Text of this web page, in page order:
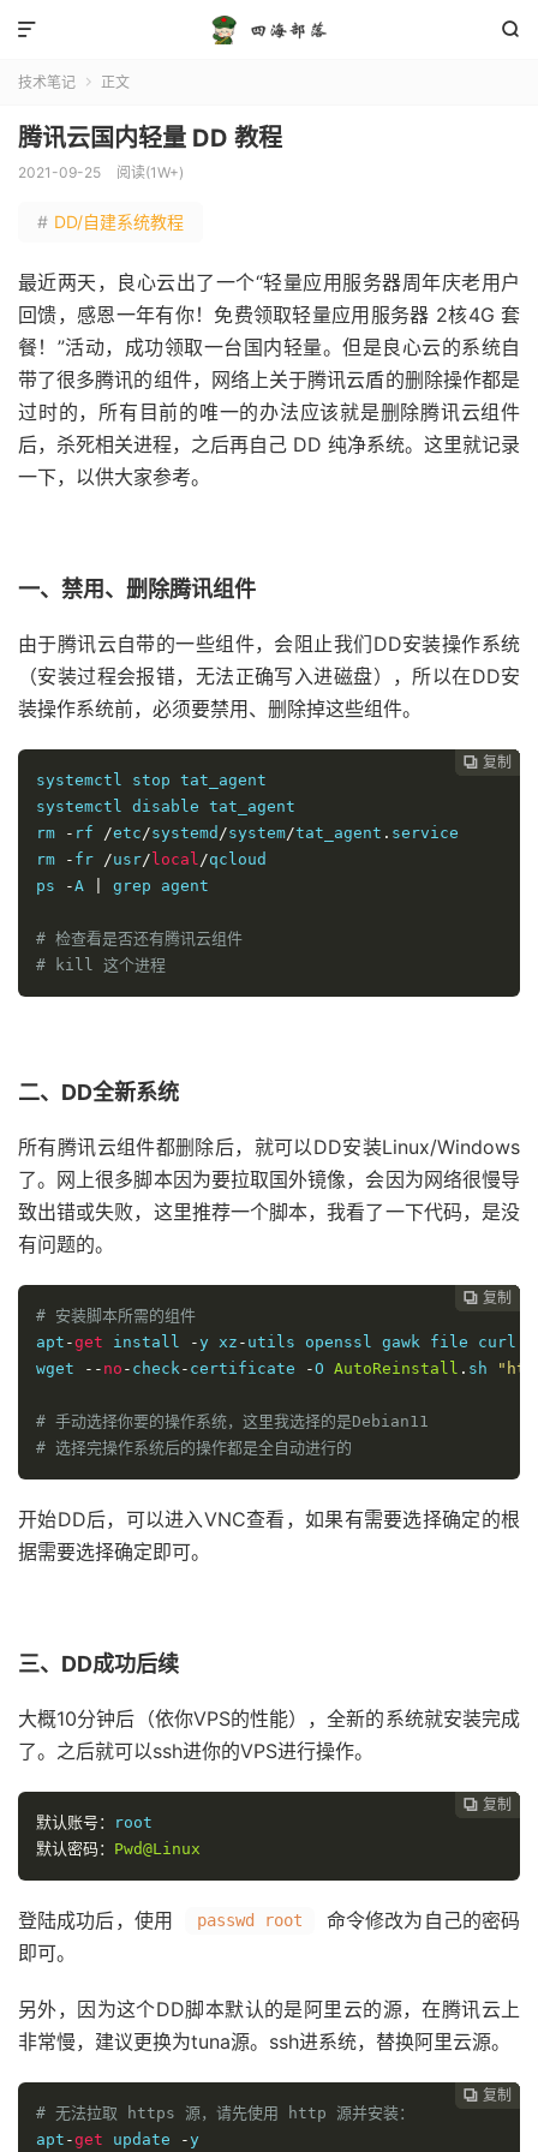


技术笔记  正文
腾讯云国内轻量 DD 教程
2021-09-25 阅读(1W+)
# DD/自建系统教程
最近两天，良心云出了一个“轻量应用服务器周年庆老用户
回馈，感恩一年有你！免费领取轻量应用服务器 2核4G 套
餐！”活动，成功领取一台国内轻量。但是良心云的系统自
带了很多腾讯的组件，网络上关于腾讯云盾的删除操作都是
过时的，所有目前的唯一的办法应该就是删除腾讯云组件
后，杀死相关进程，之后再自己 DD 纯净系统。这里就记录
一下，以供大家参考。
一、禁用、删除腾讯组件
由于腾讯云自带的一些组件，会阻止我们DD安装操作系统
（安装过程会报错，无法正确写入进磁盘），所以在DD安
装操作系统前，必须要禁用、删除掉这些组件。
 复制
 复制
 复制
 复制
 复制
 复制
systemctl stop tat_agent
systemctl disable tat_agent
rm
- rf /etc/systemd /system/tat_agent . service
rm
- fr /usr/ local/qcloud
ps
-A grep agent
# 检查看是否还有腾讯云组件
# kill 这个进程
二、DD全新系统
所有腾讯云组件都删除后，就可以DD安装Linux/Windows
了。网上很多脚本因为要拉取国外镜像，会因为网络很慢导
致出错或失败，这里推荐一个脚本，我看了一下代码，是没
有问题的。
 复制
 复制
 复制
 复制
 复制
# 安装脚本所需的组件
apt -get install -y xz - utils openssl gawk file curl
wget
-- no - check- certificate -O AutoReinstall . sh
# 手动选择你要的操作系统，这里我选择的是Debian11
# 选择完操作系统后的操作都是全自动进行的
开始DD后，可以进入VNC查看，如果有需要选择确定的根
据需要选择确定即可。
三、DD成功后续
大概10分钟后（依你VPS的性能），全新的系统就安装完成
了。之后就可以ssh进你的VPS进行操作。
 复制
 复制
 复制
 复制
默认账号：
root
默认密码： Pwd@Linux
登陆成功后，使用 passwd root
命令修改为自己的密码
即可。
另外，因为这个DD脚本默认的是阿里云的源，在腾讯云上
非常慢，建议更换为tuna源。ssh进系统，替换阿里云源。
 复制
 复制
 复制
# 无法拉取 https 源，请先使用 http 源并安装：
apt -get update -y